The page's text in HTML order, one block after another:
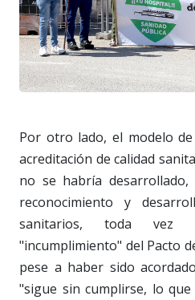
Por otro lado, el modelo
acreditación de calidad
no se habría
reconocimiento y
sanitarios, toda vez
"incumplimiento" del Pacto
pese a haber sido
"sigue sin cumplirse, lo